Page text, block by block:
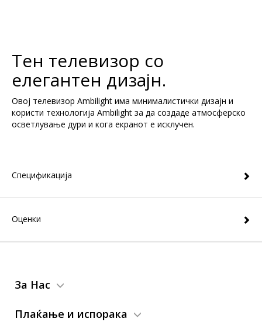
Тен телевизор со
елегантен дизајн.
Овој телевизор Ambilight има минималистички дизајн и
користи технологија Ambilight за да создаде атмосферско
осветлување дури и кога екранот е исклучен.
Спецификација
Оценки
За Нас
Плаќање и испорака